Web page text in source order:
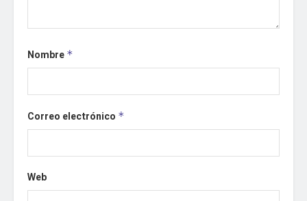
Nombre *
Correo electrónico *
Web